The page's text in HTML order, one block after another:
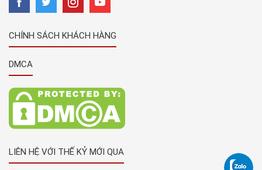
CHÍNH SÁCH KHÁCH HÀNG
DMCA
LIÊN HỆ VỚI THẾ KỶ MỚI QUA